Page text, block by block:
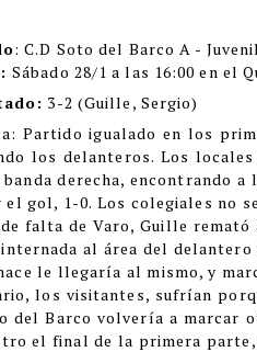
: C.D Soto del Barco A -
Sábado 28/1 a las 16:00 en el
3-2 (Guille, Sergio)
Partido igualado en los
los delanteros. Los
derecha, encontrando
el gol, 1-0. Los colegiales no
de falta de Varo, Guille
internada al área del
le llegaría al mismo, y
los visitantes, sufrían
del Barco volvería a marcar
el final de la primera